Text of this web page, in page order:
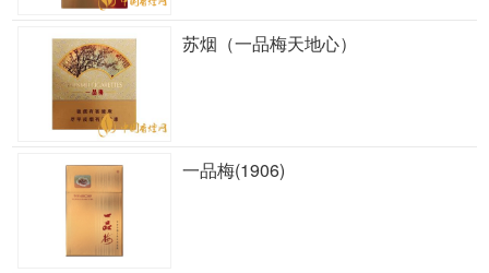
苏烟（一品梅天地心）
一品梅(1906)